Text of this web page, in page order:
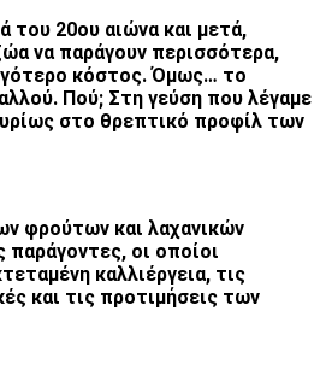
του 20ου αιώνα και μετά,
να παράγουν περισσότερα,
κόστος. Όμως… το
Πού; Στη γεύση που λέγαμε
στο θρεπτικό προφίλ των
φρούτων και λαχανικών
οι οποίοι
καλλιέργεια, τις
και τις προτιμήσεις των